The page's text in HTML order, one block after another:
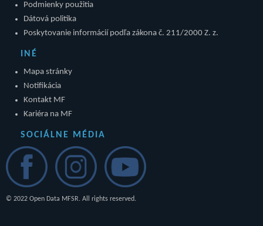
Podmienky použitia
Dátová politika
Poskytovanie informácií podľa zákona č. 211/2000 Z. z.
INÉ
Mapa stránky
Notifikácia
Kontakt MF
Kariéra na MF
SOCIÁLNE MÉDIA
© 2022 Open Data MFSR. All rights reserved.